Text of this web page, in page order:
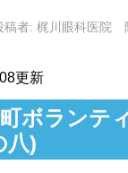
稿者: 梶川眼科医院
更新
ボランテ
八)